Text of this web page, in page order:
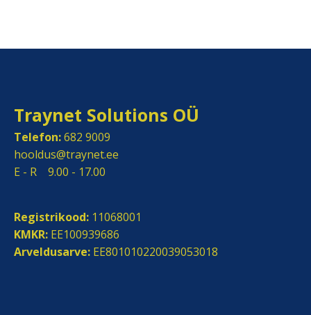
Traynet Solutions OÜ
Telefon:682 9009
hooldus@traynet.ee
E - R 9.00 - 17.00
Registrikood: 11068001
KMKR: EE100939686
Arveldusarve: EE801010220039053018